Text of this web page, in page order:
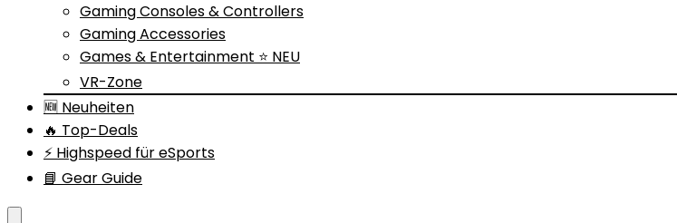
Gaming Consoles & Controllers
Gaming Accessories
Games & Entertainment ⭐ NEU
VR-Zone
🆕 Neuheiten
🔥 Top-Deals
⚡ Highspeed für eSports
📘 Gear Guide